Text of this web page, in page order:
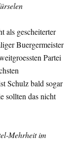
als gescheiterter
Buergermeister
Partei
Schulz bald sogar
sollten das nicht
Mehrheit im